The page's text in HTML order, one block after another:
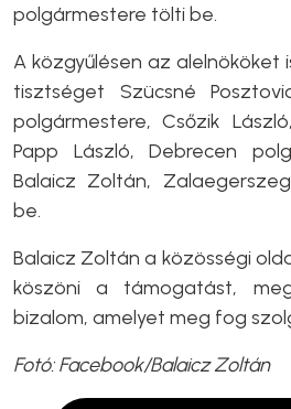
polgármestere tölti be.
A közgyűlésen az
tisztséget Szücsné
polgármestere, Csőzik
Papp László, Debrecen
Balaicz Zoltán,
be.
Balaicz Zoltán a közösségi
köszöni a támogatást,
bizalom, amelyet meg fog
Fotó: Facebook/Balaicz Zoltán